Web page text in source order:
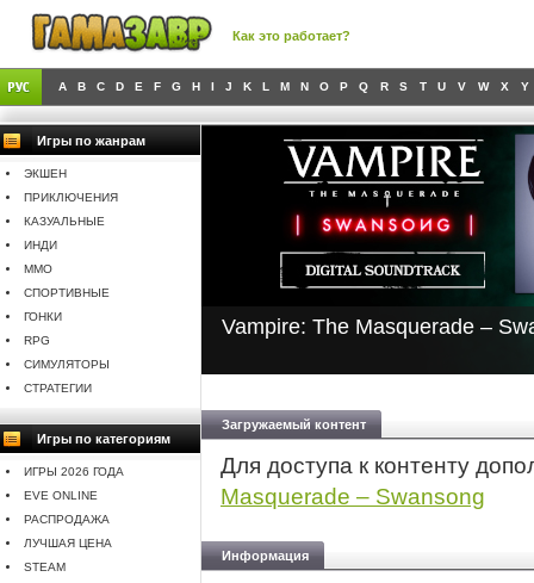
Как это работает?
A B C D E F G H I J K L M N O P Q R S T U V W X Y
Игры по жанрам
ЭКШЕН
ПРИКЛЮЧЕНИЯ
КАЗУАЛЬНЫЕ
ИНДИ
MMO
СПОРТИВНЫЕ
ГОНКИ
RPG
СИМУЛЯТОРЫ
СТРАТЕГИИ
Игры по категориям
ИГРЫ 2026 ГОДА
EVE ONLINE
РАСПРОДАЖА
ЛУЧШАЯ ЦЕНА
STEAM
Vampire: The Masquerade –
Загружаемый контент
Для доступа к контенту
Masquerade – Swansong
Информация